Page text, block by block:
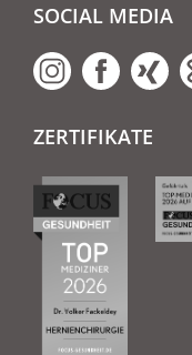
SOCIAL MEDIA
ZERTIFIKATE